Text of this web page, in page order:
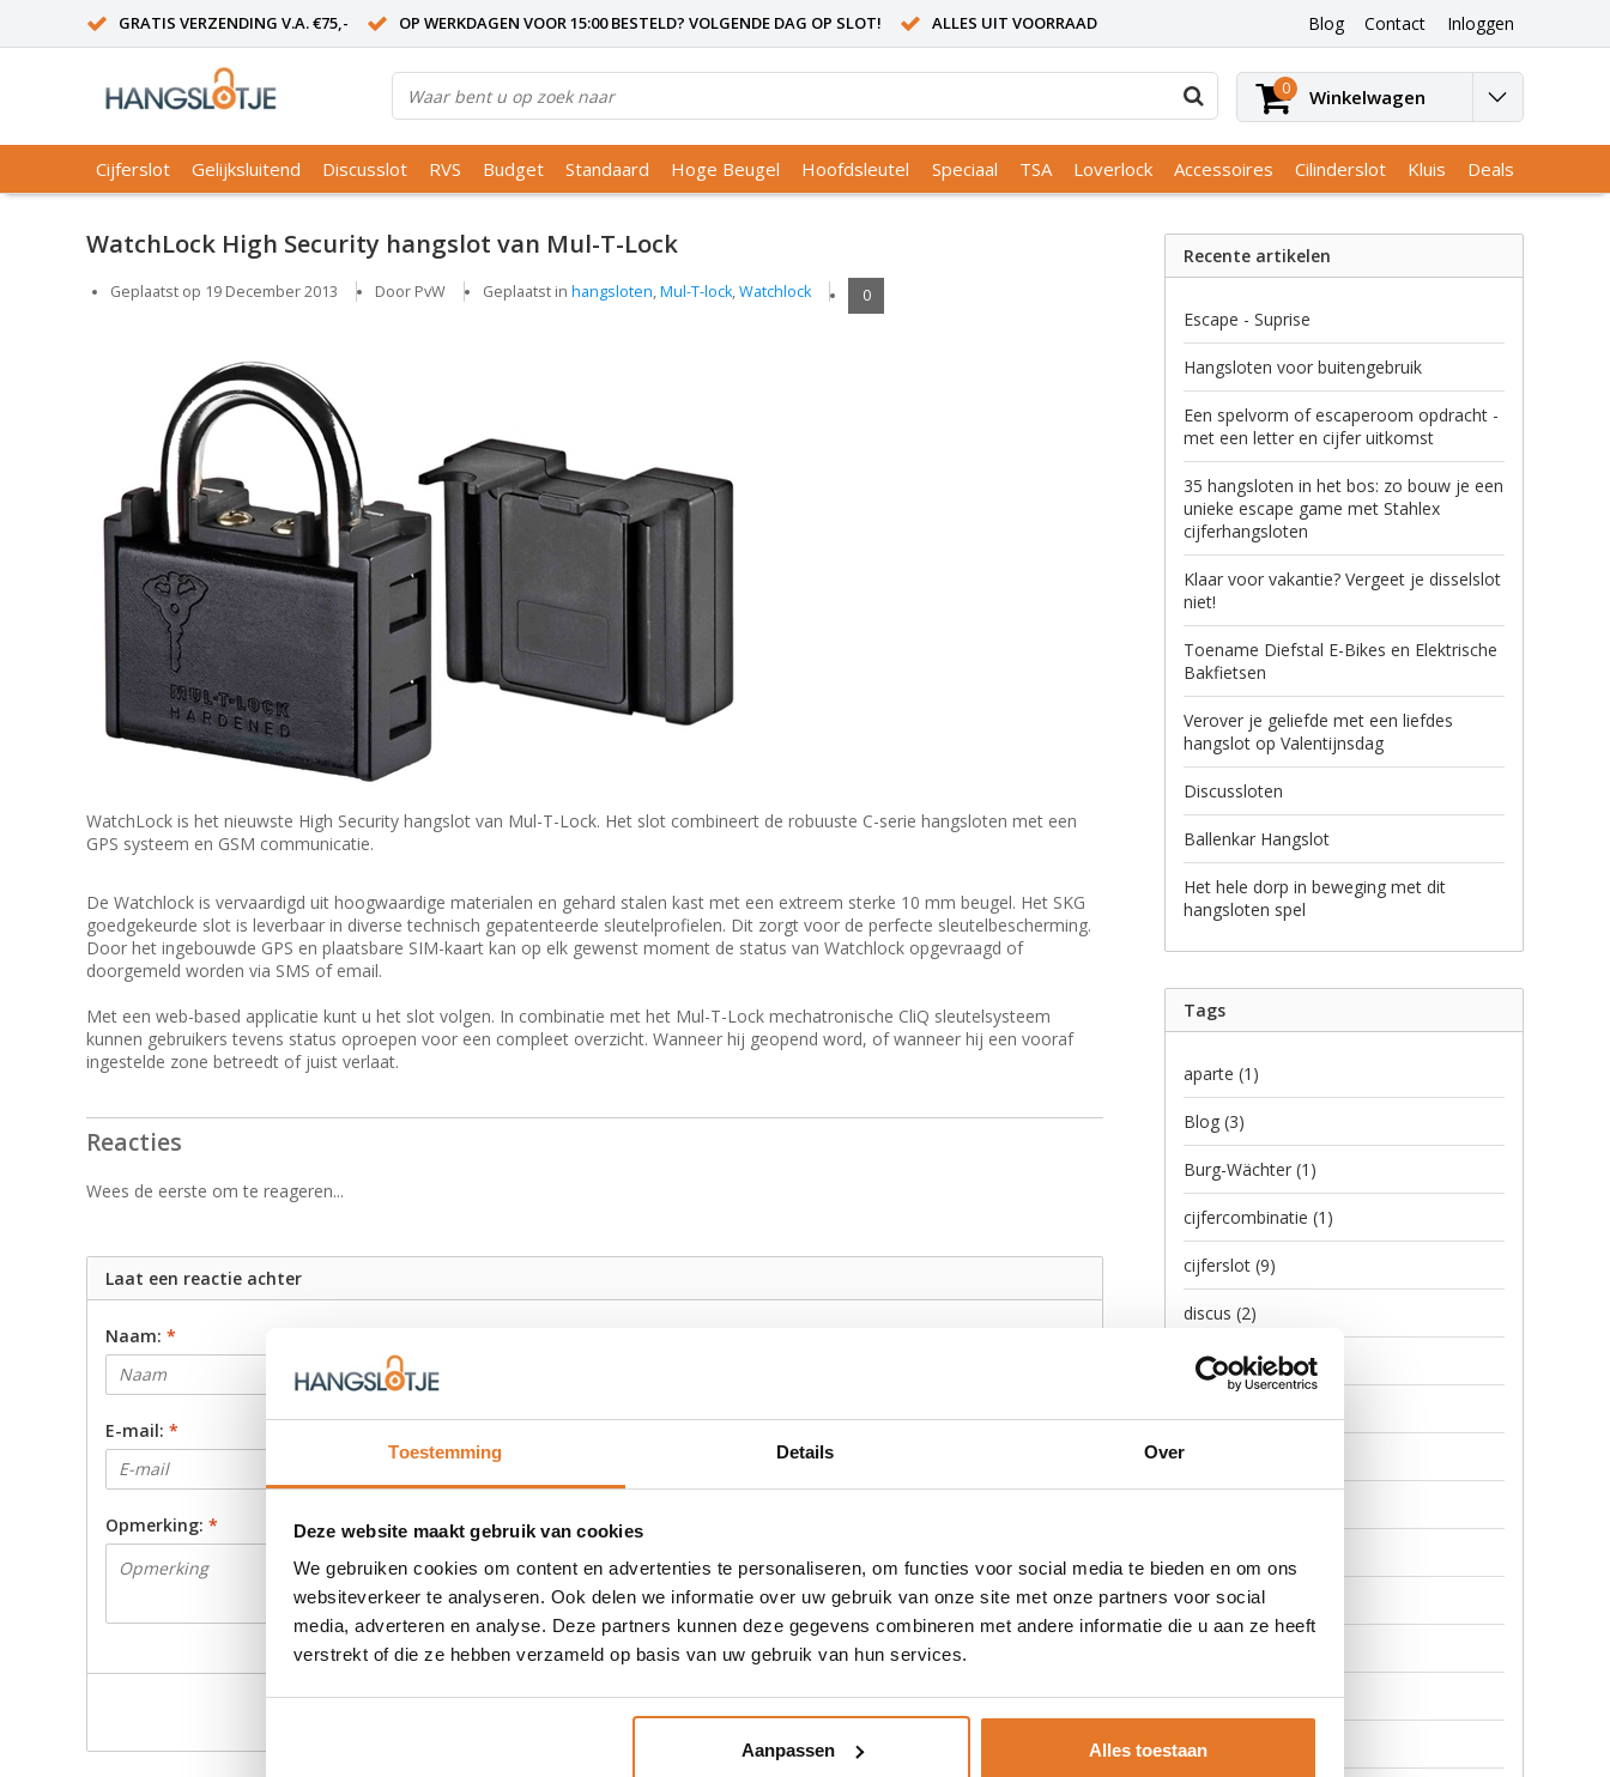
Toestemming Details Over
Deze website maakt gebruik van cookies
We gebruiken cookies om content en advertenties te personaliseren, om functies voor social media te bieden en om ons
websiteverkeer te analyseren. Ook delen we informatie over uw gebruik van onze site met onze partners voor social
media, adverteren en analyse. Deze partners kunnen deze gegevens combineren met andere informatie die u aan ze heeft
verstrekt of die ze hebben verzameld op basis van uw gebruik van hun services.
Aanpassen Alles toestaan
GRATIS VERZENDING V.A. €75,- OP WERKDAGEN VOOR 15:00 BESTELD? VOLGENDE DAG OP SLOT! ALLES UIT VOORRAAD Blog Contact Inloggen
0 Winkelwagen
Cijferslot Gelijksluitend Discusslot RVS Budget Standaard Hoge Beugel Hoofdsleutel Speciaal TSA Loverlock Accessoires Cilinderslot Kluis Deals
WatchLock High Security hangslot van Mul-T-Lock
Geplaatst op 19 December 2013 Door PvW Geplaatst in hangsloten,Mul-T-lock,Watchlock 0
WatchLock is het nieuwste High Security hangslot van Mul-T-Lock. Het slot combineert de robuuste C-serie hangsloten met een
GPS systeem en GSM communicatie.
De Watchlock is vervaardigd uit hoogwaardige materialen en gehard stalen kast met een extreem sterke 10 mm beugel. Het SKG
goedgekeurde slot is leverbaar in diverse technisch gepatenteerde sleutelprofielen. Dit zorgt voor de perfecte sleutelbescherming.
Door het ingebouwde GPS en plaatsbare SIM-kaart kan op elk gewenst moment de status van Watchlock opgevraagd of
doorgemeld worden via SMS of email.
Met een web-based applicatie kunt u het slot volgen. In combinatie met het Mul-T-Lock mechatronische CliQ sleutelsysteem
kunnen gebruikers tevens status oproepen voor een compleet overzicht. Wanneer hij geopend word, of wanneer hij een vooraf
ingestelde zone betreedt of juist verlaat.
Reacties
Wees de eerste om te reageren...
Laat een reactie achter
Naam: *
E-mail: *
* Uw e-mailadres wordt niet gepubliceerd.
Opmerking: *
Recente artikelen
Escape - Suprise
Hangsloten voor buitengebruik
Een spelvorm of escaperoom opdracht -
met een letter en cijfer uitkomst
35 hangsloten in het bos: zo bouw je een
unieke escape game met Stahlex
cijferhangsloten
Klaar voor vakantie? Vergeet je disselslot
niet!
Toename Diefstal E-Bikes en Elektrische
Bakfietsen
Verover je geliefde met een liefdes
hangslot op Valentijnsdag
Discussloten
Ballenkar Hangslot
Het hele dorp in beweging met dit
hangsloten spel
Tags
aparte (1)
Blog (3)
Burg-Wächter (1)
cijfercombinatie (1)
cijferslot (9)
discus (2)
Discusslot(2)
escaperoom
hangsloten
letterslot(2)
liefde